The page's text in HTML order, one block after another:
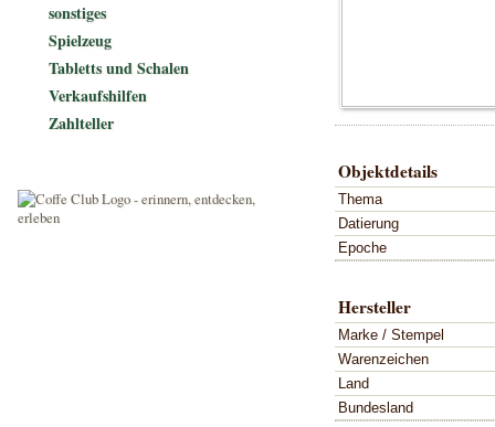
Objektdetails
Thema
Datierung
Epoche
Hersteller
Marke / Stempel
Warenzeichen
Land
Bundesland
sonstiges
Spielzeug
Tabletts und Schalen
Verkaufshilfen
Zahlteller